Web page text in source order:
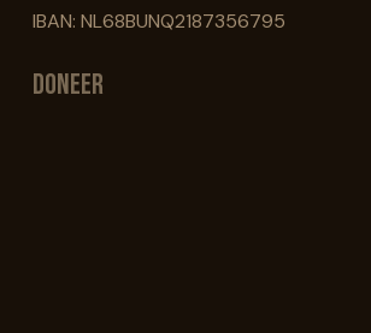
IBAN: NL68BUNQ2187356795
Doneer